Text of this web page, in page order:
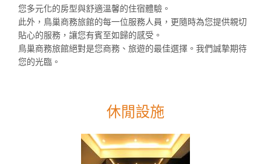
您多元化的房型與舒適溫馨的住宿體驗。
此外，鳥巢商務旅館的每一位服務人員，更隨時為您提供親切
貼心的服務，讓您有賓至如歸的感受。
鳥巢商務旅館絕對是您商務、旅遊的最佳選擇。我們誠摯期待
您的光臨。
休閒設施